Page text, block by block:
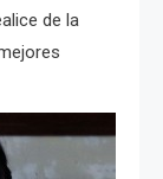
de la